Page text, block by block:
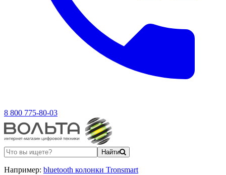
8 800 775-80-03
Найти
Например: bluetooth колонки Tronsmart